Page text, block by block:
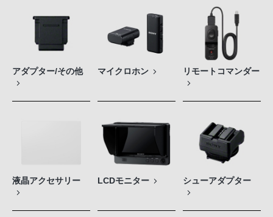
アダプター/その他 マイクロホン リモートコマンダー
液晶アクセサリー LCDモニター シューアダプター